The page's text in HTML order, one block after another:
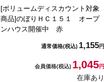
[ボリュームディスカウント対象
商品]のぼりＨＣ１５１ オープ
ンハウス開催中 赤
通常価格(税込) 1,155円
会員価格(税込) 1,045円
在庫あり